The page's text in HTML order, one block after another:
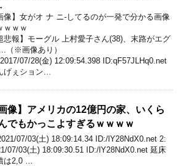
像】女がオ ナ ニ-してるのが一発で分かる画像
ｗｗｗ
悲報】モーグル 上村愛子さん(38)、末路がエグ
（※画像あり）
07/28(金) 12:09:54.398 ID:qF57JLHq0.net
げぇション…
画像】アメリカの12億円の家、いくら
でもかっこよすぎるｗｗｗｗ
07/03(土) 18:09:14.34 ID:/lY28NdX0.net 2:
07/03(土) 18:09:30.51 ID:/lY28NdX0.net 延床
は2,0 …